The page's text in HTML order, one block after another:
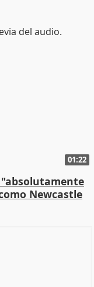
01:22
"absolutamente
Newcastle